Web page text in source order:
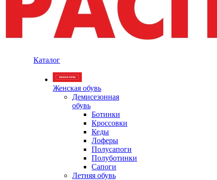
Каталог
Женская обувь
Демисезонная
обувь
Ботинки
Кроссовки
Кеды
Лоферы
Полусапоги
Полуботинки
Сапоги
Летняя обувь